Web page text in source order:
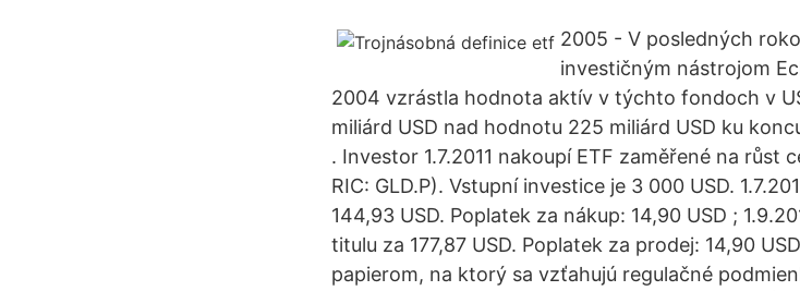
2005 - V posledných
investičným nástrojom
2004 vzrástla hodnota aktív v týchto fondoch v
miliárd USD nad hodnotu 225 miliárd USD ku
. Investor 1.7.2011 nakoupí ETF zaměřené na růst
RIC: GLD.P). Vstupní investice je 3 000 USD.
144,93 USD. Poplatek za nákup: 14,90 USD ;
titulu za 177,87 USD. Poplatek za prodej: 14,90
papierom, na ktorý sa vzťahujú regulačné